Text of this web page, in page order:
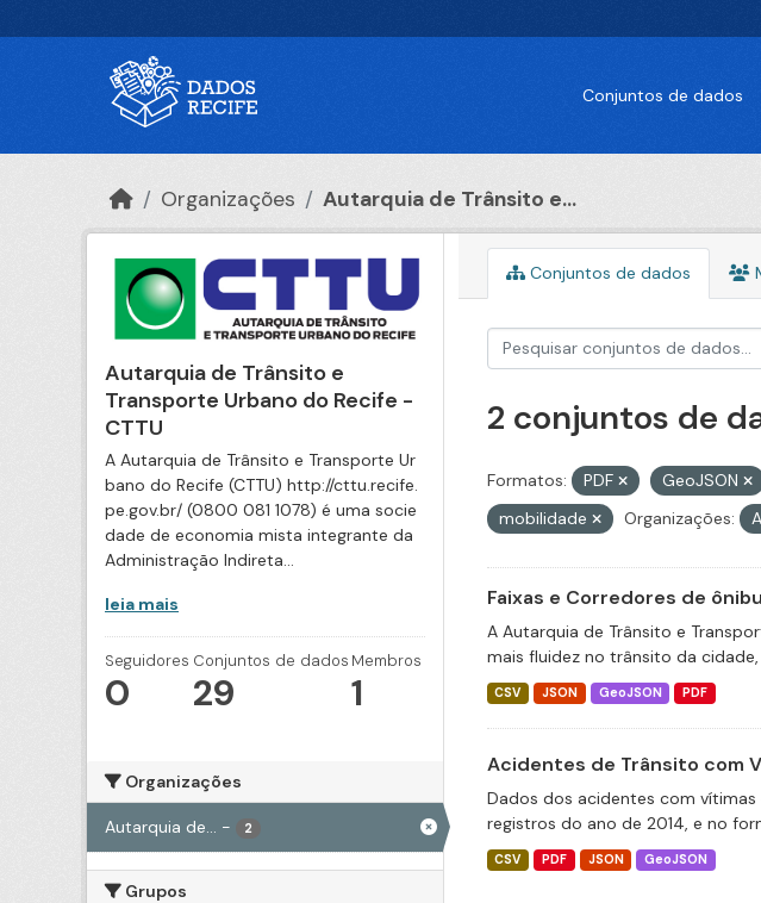
Conjuntos de dados
Organizações Autarquia de Trânsito e...
Autarquia de Trânsito e
Transporte Urbano do Recife -
CTTU
A Autarquia de Trânsito e Transporte Ur
bano do Recife (CTTU) http://cttu.recife.
pe.gov.br/ (0800 081 1078) é uma socie
dade de economia mista integrante da
Administração Indireta...
leia mais
Seguidores
0
Conjuntos de dados
29
Membros
1
Organizações
Autarquia de... - 2
Grupos
Conjuntos de dados
2 conjuntos de
Formatos: PDF GeoJSON
mobilidade
Organizações:
Faixas e Corredores de
A Autarquia de Trânsito e
mais fluidez no trânsito da
CSV JSON GeoJSON PDF
Acidentes de Trânsito com
Dados dos acidentes com
registros do ano de 2014, e no
CSV PDF JSON GeoJSON